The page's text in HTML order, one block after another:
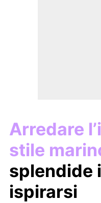
Arredare
stile
splendide
ispirarsi